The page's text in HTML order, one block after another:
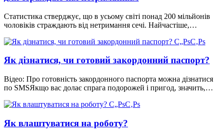
Статистика стверджує, що в усьому світі понад 200 мільйонів
чоловіків страждають від нетримання сечі. Найчастіше,…
Як дізнатися, чи готовий закордонний паспорт?
Відео: Про готовність закордонного паспорта можна дізнатися
по SMSЯкщо вас долає спрага подорожей і пригод, значить,…
Як влаштуватися на роботу?